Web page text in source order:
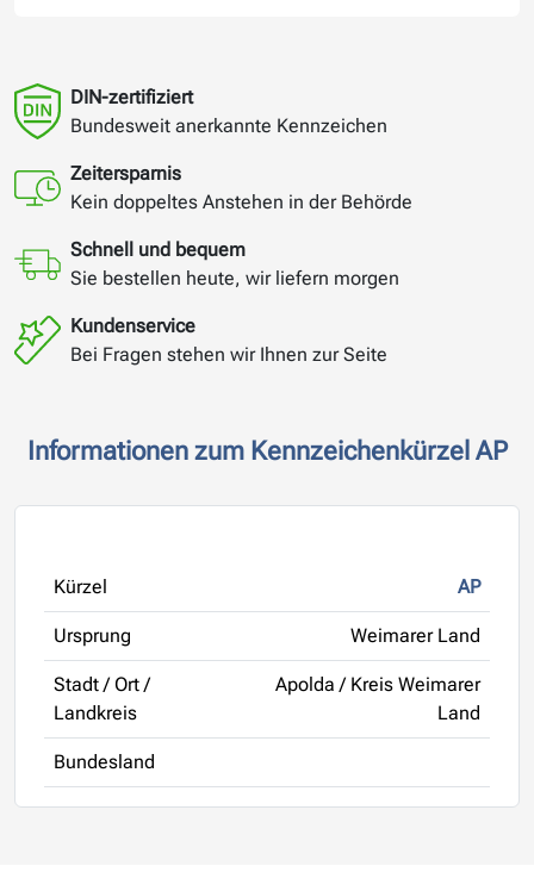
DIN-zertifiziert
Bundesweit anerkannte Kennzeichen
Zeitersparnis
Kein doppeltes Anstehen in der Behörde
Schnell und bequem
Sie bestellen heute, wir liefern morgen
Kundenservice
Bei Fragen stehen wir Ihnen zur Seite
Informationen zum Kennzeichenkürzel AP
Kürzel AP
Ursprung Weimarer Land
Stadt / Ort /
Landkreis
Apolda / Kreis Weimarer
Land
Bundesland